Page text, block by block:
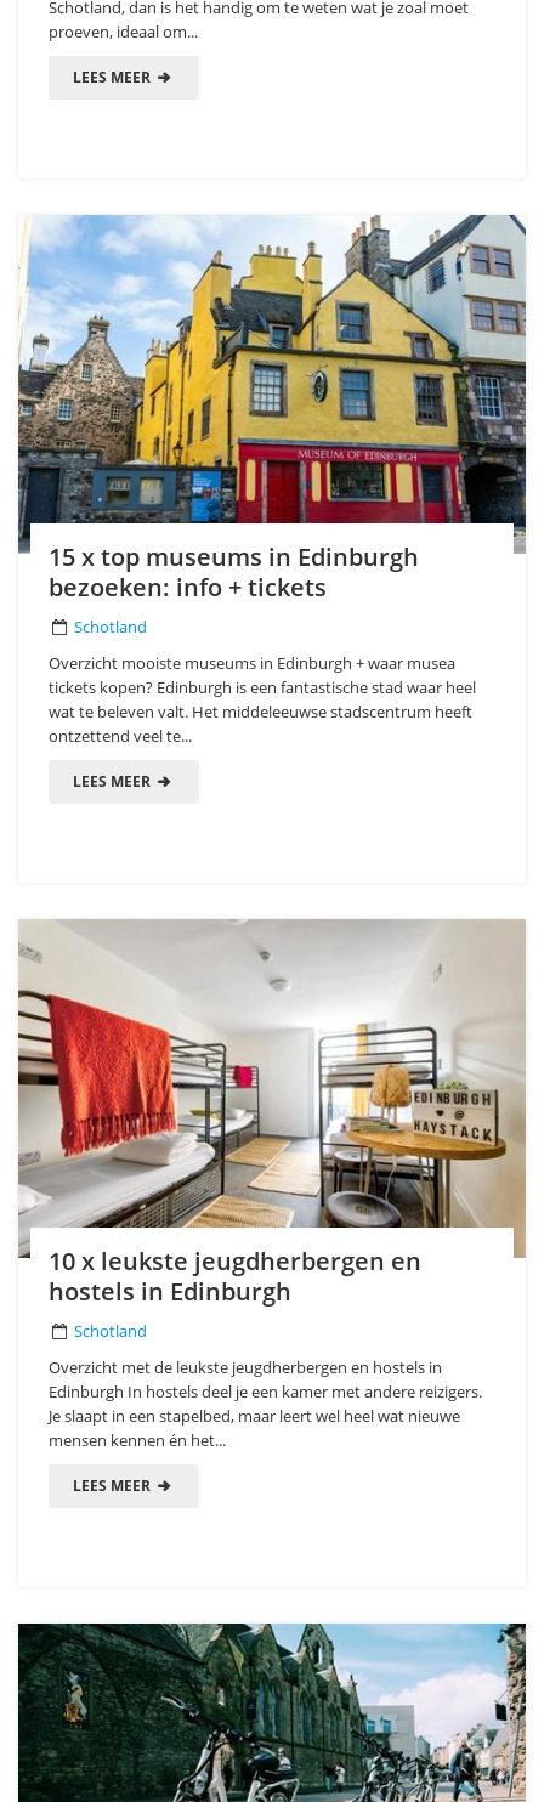
Schotland, dan is het handig om te weten wat je zoal moet
proeven, ideaal om...
LEES MEER
15 x top museums in Edinburgh
bezoeken: info + tickets
Schotland
Overzicht mooiste museums in Edinburgh + waar musea
tickets kopen? Edinburgh is een fantastische stad waar heel
wat te beleven valt. Het middeleeuwse stadscentrum heeft
ontzettend veel te...
LEES MEER
10 x leukste jeugdherbergen en
hostels in Edinburgh
Schotland
Overzicht met de leukste jeugdherbergen en hostels in
Edinburgh In hostels deel je een kamer met andere reizigers.
Je slaapt in een stapelbed, maar leert wel heel wat nieuwe
mensen kennen én het...
LEES MEER